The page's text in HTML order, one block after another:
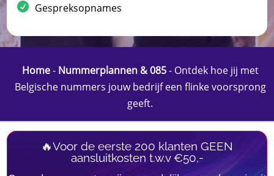
Gespreksopnames
Home- Nummerplannen & 085- Ontdek hoe jij met
Belgische nummers jouw bedrijf een flinke voorsprong
geeft.
🔥Voor de eerste 200 klanten GEEN
aansluitkosten t.w.v €50,-